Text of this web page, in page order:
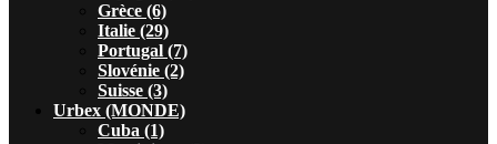
Grèce (6)
Italie (29)
Portugal (7)
Slovénie (2)
Suisse (3)
Urbex (MONDE)
Cuba (1)